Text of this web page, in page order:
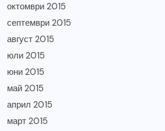
октомври 2015
септември 2015
август 2015
юли 2015
юни 2015
май 2015
април 2015
март 2015